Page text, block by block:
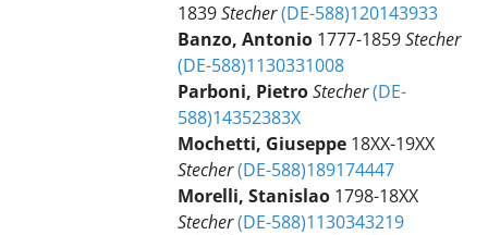
1839Stecher(DE-588)120143933
Banzo, Antonio 1777-1859Stecher
(DE-588)1130331008
Parboni, PietroStecher(DE-
588)14352383X
Mochetti, Giuseppe 18XX-19XX
Stecher(DE-588)189174447
Morelli, Stanislao 1798-18XX
Stecher(DE-588)1130343219